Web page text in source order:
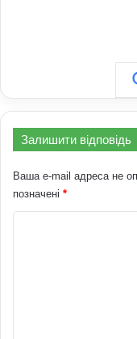
Залишити відповідь
Ваша e-mail адреса не
позначені *